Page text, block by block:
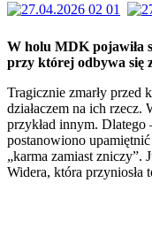
W holu MDK pojawiła
przy której odbywa się
Tragicznie zmarły przed
działaczem na ich rzecz.
przykład innym.
postanowiono
„karma zamiast zniczy”.
Widera, która przyniosła